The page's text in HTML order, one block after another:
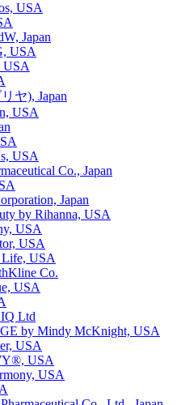
USA
Japan
USA
USA
ヤ), Japan
USA
USA
Co., Japan
Japan
by Rihanna, USA
USA
USA
Life, USA
Co.
USA
Ltd
by Mindy McKnight, USA
USA
USA
USA